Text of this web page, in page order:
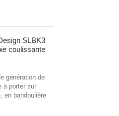
SLBK3
coulissante
génération de
à porter sur
en bandoulière